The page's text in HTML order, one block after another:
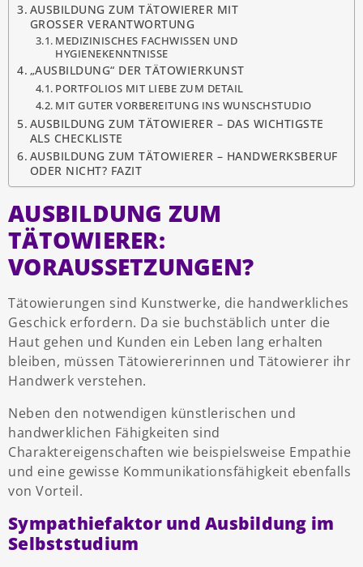
AUSBILDUNG ZUM TÄTOWIERER MIT
GROSSER VERANTWORTUNG
MEDIZINISCHES FACHWISSEN UND
HYGIENEKENNTNISSE
„AUSBILDUNG“ DER TÄTOWIERKUNST
PORTFOLIOS MIT LIEBE ZUM DETAIL
MIT GUTER VORBEREITUNG INS WUNSCHSTUDIO
AUSBILDUNG ZUM TÄTOWIERER – DAS WICHTIGSTE
ALS CHECKLISTE
AUSBILDUNG ZUM TÄTOWIERER – HANDWERKSBERUF
ODER NICHT? FAZIT
AUSBILDUNG ZUM
TÄTOWIERER:
VORAUSSETZUNGEN?
Tätowierungen sind Kunstwerke, die handwerkliches
Geschick erfordern. Da sie buchstäblich unter die
Haut gehen und Kunden ein Leben lang erhalten
bleiben, müssen Tätowiererinnen und Tätowierer ihr
Handwerk verstehen.
Neben den notwendigen künstlerischen und
handwerklichen Fähigkeiten sind
Charaktereigenschaften wie beispielsweise Empathie
und eine gewisse Kommunikationsfähigkeit ebenfalls
von Vorteil.
Sympathiefaktor und Ausbildung im
Selbststudium